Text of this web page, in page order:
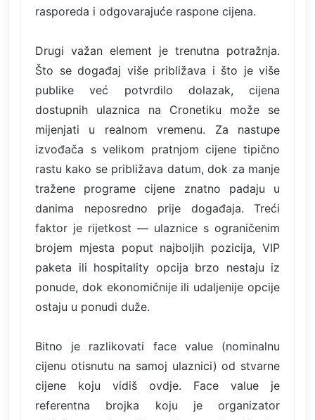
rasporeda i odgovarajuće raspone cijena.
Drugi važan element je trenutna potražnja.
Što se događaj više približava i što je više
publike već potvrdilo dolazak, cijena
dostupnih ulaznica na Cronetiku može se
mijenjati u realnom vremenu. Za nastupe
izvođača s velikom pratnjom cijene tipično
rastu kako se približava datum, dok za manje
tražene programe cijene znatno padaju u
danima neposredno prije događaja. Treći
faktor je rijetkost — ulaznice s ograničenim
brojem mjesta poput najboljih pozicija, VIP
paketa ili hospitality opcija brzo nestaju iz
ponude, dok ekonomičnije ili udaljenije opcije
ostaju u ponudi duže.
Bitno je razlikovati face value (nominalnu
cijenu otisnutu na samoj ulaznici) od stvarne
cijene koju vidiš ovdje. Face value je
referentna brojka koju je organizator